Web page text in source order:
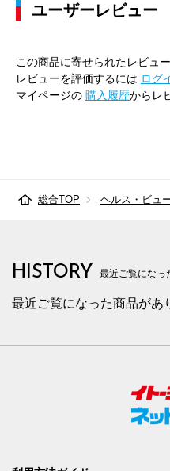
ユーザーレビュー
この商品に寄せられたレビュ
レビューを評価するには ログ
マイページの 購入履歴からレ
総合TOP ヘルス・ビュ
HISTORY 最近ご覧になっ
最近ご覧になった商品があ